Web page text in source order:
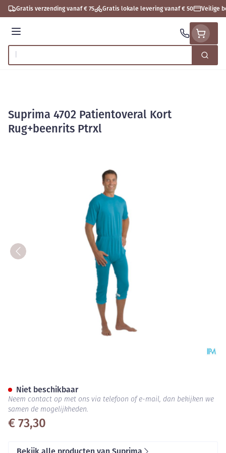
Ga naar de inhoud
Gratis verzending vanaf € 75 Gratis lokale levering vanaf € 50 Veilige
Menu
Product, merk, categorie... Zoek
Suprima 4702 Patientoveral Kort
Rug+beenrits Ptrxl
€ 73,30
Niet beschikbaar
Neem contact op met ons via telefoon of e-mail, dan bekijken we
samen de mogelijkheden.